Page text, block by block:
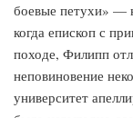
боевые петухи» —
когда епископ с
походе, Филипп
неповиновение
университет